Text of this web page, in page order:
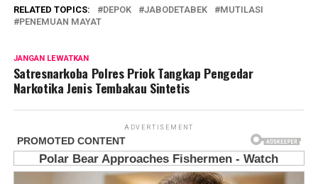
RELATED TOPICS: DEPOK JABODETABEK
MUTILASI
PENEMUAN MAYAT
JANGAN LEWATKAN
Satresnarkoba Polres Priok Tangkap Pengedar
Narkotika Jenis Tembakau Sintetis
ADVERTISEMENT